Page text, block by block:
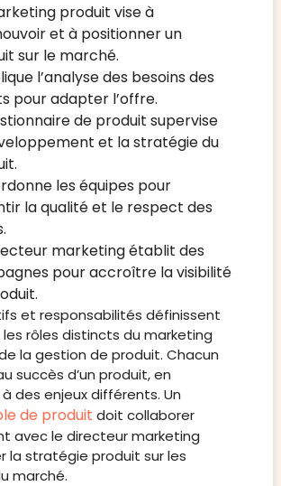
produit vise à
et à positionner un
sur le marché.
l’analyse des besoins des
pour adapter l’offre.
de produit supervise
et la stratégie du
les équipes pour
la qualité et le respect des
marketing établit des
pour accroître la visibilité
et responsabilités définissent
rôles distincts du marketing
la gestion de produit. Chacun
succès d’un produit, en
des enjeux différents. Un
de produit doit collaborer
avec le directeur marketing
la stratégie produit sur les
marché.